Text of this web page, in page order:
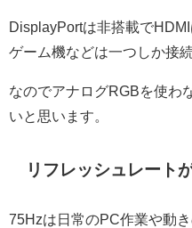
DisplayPortは非搭載で
ゲーム機などは一つしか接
なのでアナログRGBを使わ
いと思います。
リフレッシュレート
75Hzは日常のPC作業や動